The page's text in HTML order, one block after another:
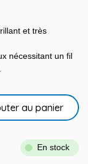
et très
nécessitant un fil
au panier
En stock